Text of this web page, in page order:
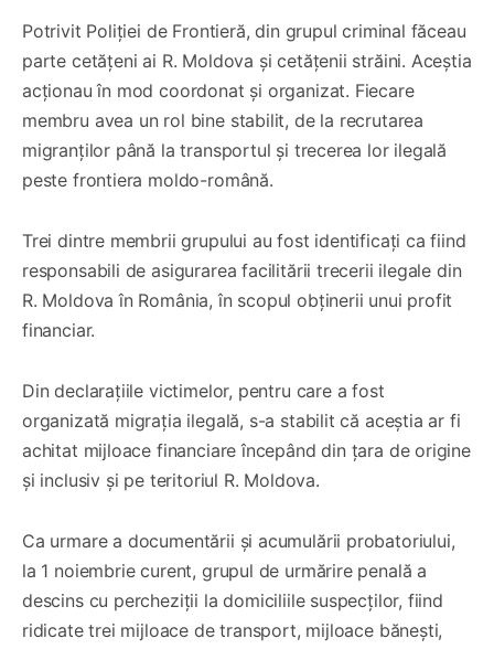
Potrivit Poliției de Frontieră, din grupul criminal făceau
parte cetățeni ai R. Moldova și cetățenii străini. Aceștia
acționau în mod coordonat și organizat. Fiecare
membru avea un rol bine stabilit, de la recrutarea
migranților până la transportul și trecerea lor ilegală
peste frontiera moldo-română.
Trei dintre membrii grupului au fost identificați ca fiind
responsabili de asigurarea facilitării trecerii ilegale din
R. Moldova în România, în scopul obținerii unui profit
financiar.
Din declarațiile victimelor, pentru care a fost
organizată migrația ilegală, s-a stabilit că aceștia ar fi
achitat mijloace financiare începând din țara de origine
și inclusiv și pe teritoriul R. Moldova.
Ca urmare a documentării și acumulării probatoriului,
la 1 noiembrie curent, grupul de urmărire penală a
descins cu percheziții la domiciliile suspecților, fiind
ridicate trei mijloace de transport, mijloace bănești,